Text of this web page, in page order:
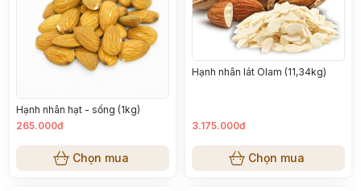
Hạnh nhân hạt - sống (1kg)
265.000đ
Chọn mua
Hạnh nhân lát Olam (11,34kg)
3.175.000đ
Chọn mua